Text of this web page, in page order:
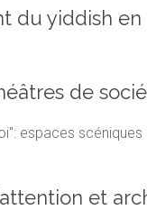
du yiddish
de
espaces
et